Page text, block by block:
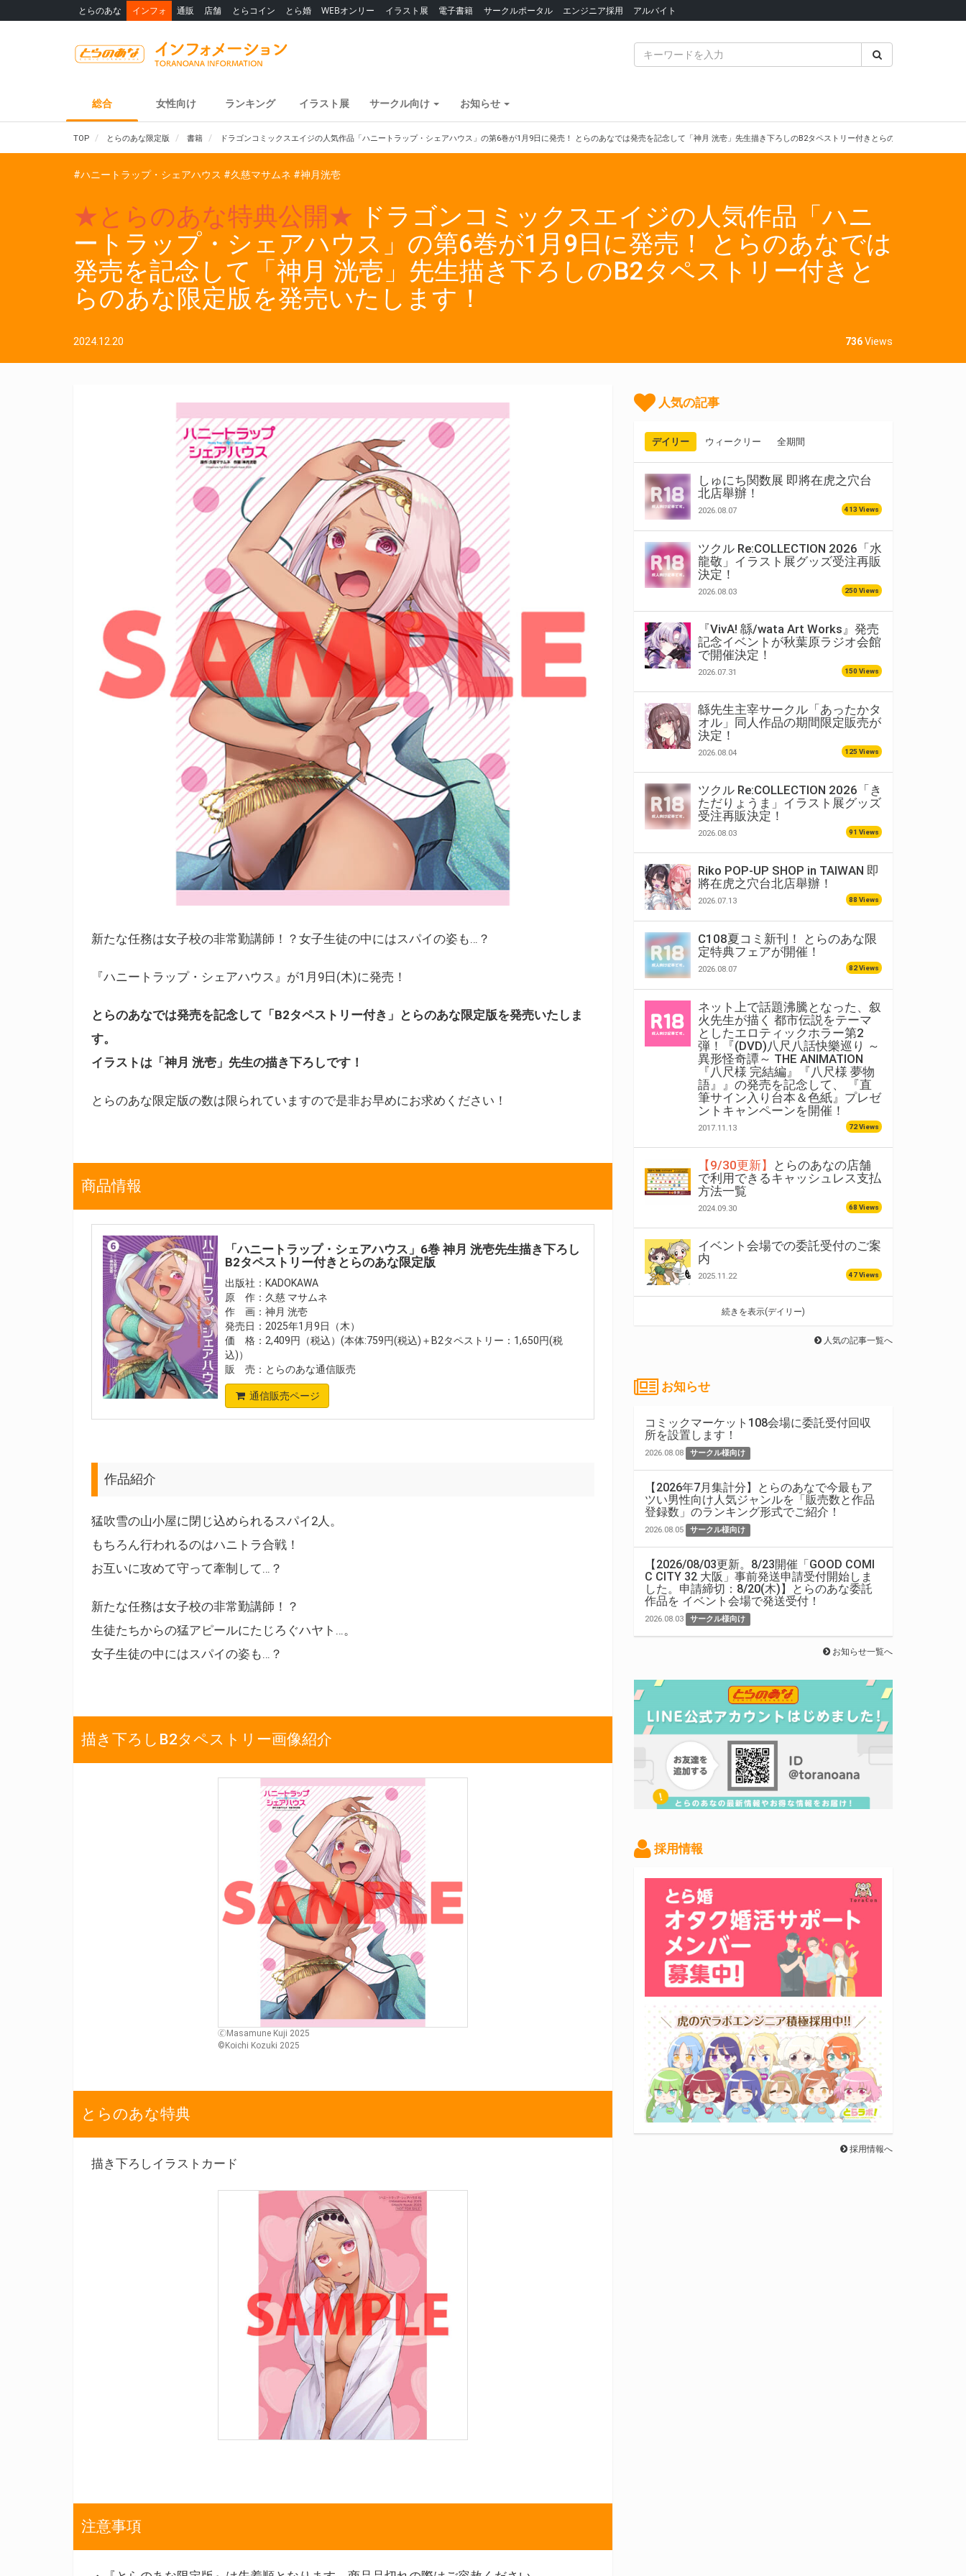
とらのあな インフォ 通販 店舗 とらコイン とら婚 WEBオンリー イラスト展 電子書籍 サークルポータル エンジニア採用 アルバイト
総合 女性向け ランキング イラスト展 サークル向け お知らせ
TOP とらのあな限定版 書籍 ドラゴンコミックスエイジの人気作品「ハニートラップ・シェアハウス」の第6巻が1月9日に発売！ とらのあなでは発売を記念して「神月 洸壱」先生描き下ろしのB2タペストリー付きとらのあな限定版を発売
#ハニートラップ・シェアハウス #久慈マサムネ #神月洸壱
★とらのあな特典公開★ ドラゴンコミックスエイジの人気作品「ハニ
ートラップ・シェアハウス」の第6巻が1月9日に発売！ とらのあなでは
発売を記念して「神月 洸壱」先生描き下ろしのB2タペストリー付きと
らのあな限定版を発売いたします！
2024.12.20 736Views
新たな任務は女子校の非常勤講師！？女子生徒の中にはスパイの姿も…？
『ハニートラップ・シェアハウス』が1月9日(木)に発売！
とらのあなでは発売を記念して「B2タペストリー付き」とらのあな限定版を発売いたしま
す。
イラストは「神月 洸壱」先生の描き下ろしです！
とらのあな限定版の数は限られていますので是非お早めにお求めください！
商品情報
「ハニートラップ・シェアハウス」6巻 神月 洸壱先生描き下ろし
B2タペストリー付きとらのあな限定版
出版社：KADOKAWA
原 作：久慈 マサムネ
作 画：神月 洸壱
発売日：2025年1月9日（木）
価 格：2,409円（税込）(本体:759円(税込)＋B2タペストリー：1,650円(税
込)）
販 売：とらのあな通信販売
通信販売ページ
作品紹介
猛吹雪の山小屋に閉じ込められるスパイ2人。
もちろん行われるのはハニトラ合戦！
お互いに攻めて守って牽制して…？
新たな任務は女子校の非常勤講師！？
生徒たちからの猛アピールにたじろぐハヤト…。
女子生徒の中にはスパイの姿も…？
描き下ろしB2タペストリー画像紹介
🄫Masamune Kuji 2025
©Koichi Kozuki 2025
とらのあな特典
描き下ろしイラストカード
注意事項
人気の記事
デイリー ウィークリー 全期間
しゅにち関数展 即將在虎之穴台
北店舉辦！
2026.08.07 413 Views
ツクル Re:COLLECTION 2026「水
龍敬」イラスト展グッズ受注再販
決定！
2026.08.03 250 Views
『VivA! 緜/wata Art Works』発売
記念イベントが秋葉原ラジオ会館
で開催決定！
2026.07.31 150 Views
緜先生主宰サークル「あったかタ
オル」同人作品の期間限定販売が
決定！
2026.08.04 125 Views
ツクル Re:COLLECTION 2026「き
ただりょうま」イラスト展グッズ
受注再販決定！
2026.08.03 91 Views
Riko POP-UP SHOP in TAIWAN 即
將在虎之穴台北店舉辦！
2026.07.13 88 Views
C108夏コミ新刊！ とらのあな限
定特典フェアが開催！
2026.08.07 82 Views
ネット上で話題沸騰となった、叙
火先生が描く 都市伝説をテーマ
としたエロティックホラー第2
弾！『(DVD)八尺八話快樂巡り ～
異形怪奇譚～ THE ANIMATION
『八尺様 完結編』『八尺様 夢物
語』』の発売を記念して、 『直
筆サイン入り台本＆色紙』プレゼ
ントキャンペーンを開催！
2017.11.13 72 Views
【9/30更新】
とらのあなの店舗
で利用できるキャッシュレス支払
方法一覧
2024.09.30 68 Views
イベント会場での委託受付のご案
内
2025.11.22 47 Views
続きを表示(デイリー)
人気の記事一覧へ
お知らせ
コミックマーケット108会場に委託受付回収
所を設置します！
2026.08.08 サークル様向け
【2026年7月集計分】とらのあなで今最もア
ツい男性向け人気ジャンルを「販売数と作品
登録数」のランキング形式でご紹介！
2026.08.05 サークル様向け
【2026/08/03更新。8/23開催「GOOD COMI
C CITY 32 大阪」事前発送申請受付開始しま
した。申請締切：8/20(木)】とらのあな委託
作品を イベント会場で発送受付！
2026.08.03 サークル様向け
お知らせ一覧へ
採用情報
採用情報へ